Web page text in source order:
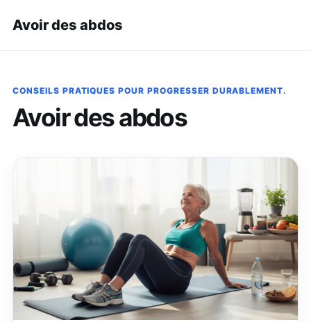
Avoir des abdos
CONSEILS PRATIQUES POUR PROGRESSER DURABLEMENT.
Avoir des abdos